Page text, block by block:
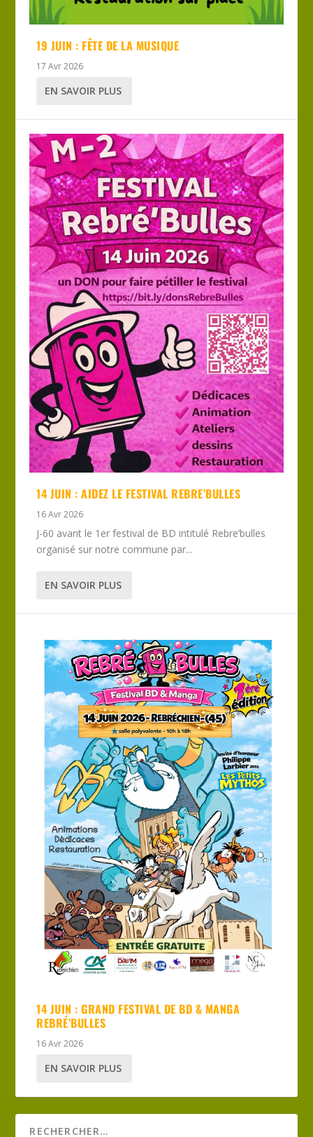
19 JUIN : FÊTE DE LA MUSIQUE
17 Avr 2026
EN SAVOIR PLUS
14 JUIN : AIDEZ LE FESTIVAL REBRE’BULLES
16 Avr 2026
J-60 avant le 1er festival de BD intitulé Rebre’bulles
organisé sur notre commune par...
EN SAVOIR PLUS
14 JUIN : GRAND FESTIVAL DE BD & MANGA
REBRÉ’BULLES
16 Avr 2026
EN SAVOIR PLUS